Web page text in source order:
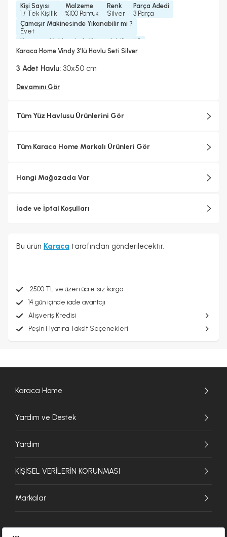
Kişi Sayısı
1 / Tek Kişilik
Malzeme
%100 Pamuk
Renk
Silver
Parça Adedi
3 Parça
Çamaşır Makinesinde Yıkanabilir mi ?
Evet
Kurutma Makinesinde Kurutulabilir mi ?
Evet
Evet
Karaca Home Vindy 3'lü Havlu Seti Silver
3 Adet Havlu: 30x50 cm
Devamını Gör
Tüm Yüz Havlusu Ürünlerini Gör
Tüm Karaca Home Markalı Ürünleri Gör
Hangi Mağazada Var
İade ve İptal Koşulları
Bu ürün Karaca tarafından gönderilecektir.
2500 TL ve üzeri ücretsiz kargo
14 gün içinde iade avantajı
Alışveriş Kredisi
Peşin Fiyatına Taksit Seçenekleri
Karaca Home
Yardım ve Destek
Yardım
KİŞİSEL VERİLERİN KORUNMASI
Markalar